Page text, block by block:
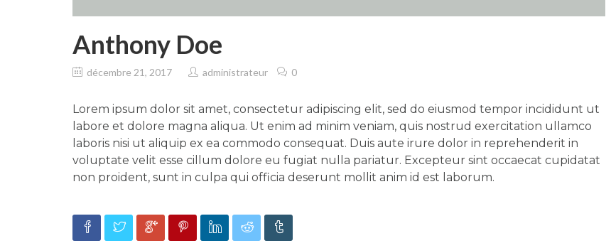
Anthony Doe
décembre 21, 2017 administrateur 0
Lorem ipsum dolor sit amet, consectetur adipiscing elit, sed do eiusmod tempor incididunt ut
labore et dolore magna aliqua. Ut enim ad minim veniam, quis nostrud exercitation ullamco
laboris nisi ut aliquip ex ea commodo consequat. Duis aute irure dolor in reprehenderit in
voluptate velit esse cillum dolore eu fugiat nulla pariatur. Excepteur sint occaecat cupidatat
non proident, sunt in culpa qui officia deserunt mollit anim id est laborum.